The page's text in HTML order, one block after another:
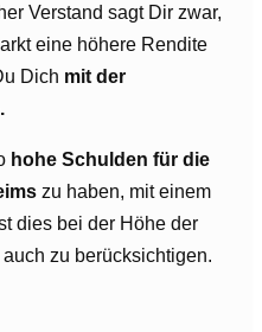
Verstand sagt Dir zwar,
eine höhere Rendite
Dich mit der
hohe Schulden für die
zu haben, mit einem
dies bei der Höhe der
zu berücksichtigen.